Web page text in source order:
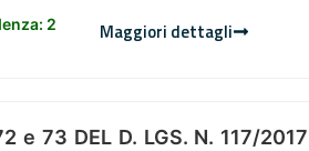
2 Maggiori dettagli
e 73 DEL D. LGS. N. 117/